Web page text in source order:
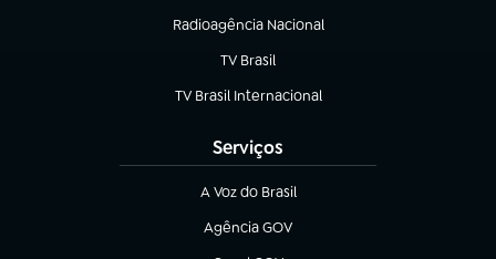
Radioagência Nacional
(abre em nova aba)
TV Brasil
(abre em nova aba)
TV Brasil Internacional
(abre em nova aba)
Serviços
A Voz do Brasil
(abre em nova aba)
Agência GOV
(abre em nova aba)